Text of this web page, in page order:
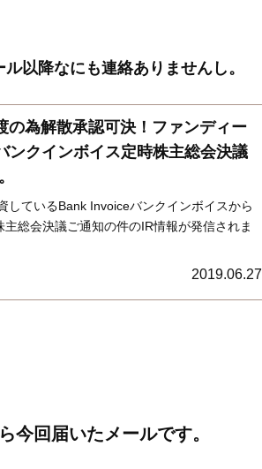
以降なにも連絡ありませんし。
の為解散承認可決！ファンディー
クインボイス定時株主総会決議
しているBank Invoiceバンクインボイスから
総会決議ご通知の件のIR情報が発信されま
余財産の分配は1株10円を目標ということで
2019.06.27
今回届いたメールです。